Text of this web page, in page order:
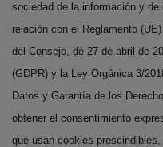
sociedad de la información y
relación con el Reglamento
del Consejo, de 27 de abril de
(GDPR) y la Ley Orgánica 3/
Datos y Garantía de los
obtener el consentimiento
que usan cookies